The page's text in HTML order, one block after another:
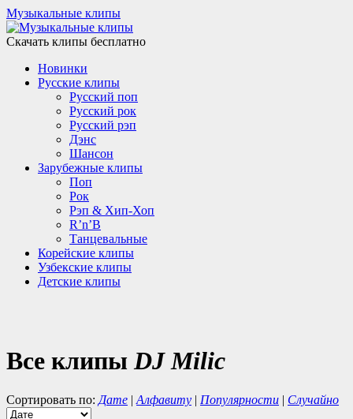
Музыкальные клипы
Скачать клипы бесплатно
Новинки
Русские клипы
Русский поп
Русский рок
Русский рэп
Дэнс
Шансон
Зарубежные клипы
Поп
Рок
Рэп & Хип-Хоп
R’n’B
Танцевальные
Корейские клипы
Узбекские клипы
Детские клипы
Все клипы DJ Milic
Сортировать по: Дате | Алфавиту | Популярности | Случайно